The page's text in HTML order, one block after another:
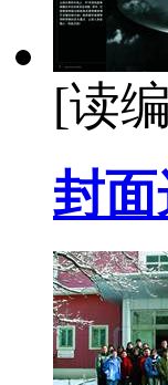
[读
封面